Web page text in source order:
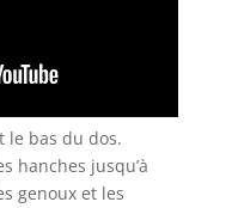
le bas du dos.
hanches jusqu’à
genoux et les